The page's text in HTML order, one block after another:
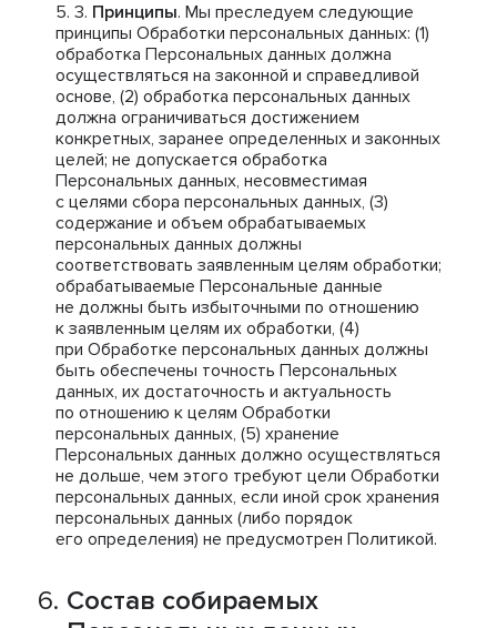
Принципы. Мы преследуем следующие
принципы Обработки персональных данных: (1)
обработка Персональных данных должна
осуществляться на законной и справедливой
основе, (2) обработка персональных данных
должна ограничиваться достижением
конкретных, заранее определенных и законных
целей; не допускается обработка
Персональных данных, несовместимая
с целями сбора персональных данных, (3)
содержание и объем обрабатываемых
персональных данных должны
соответствовать заявленным целям обработки;
обрабатываемые Персональные данные
не должны быть избыточными по отношению
к заявленным целям их обработки, (4)
при Обработке персональных данных должны
быть обеспечены точность Персональных
данных, их достаточность и актуальность
по отношению к целям Обработки
персональных данных, (5) хранение
Персональных данных должно осуществляться
не дольше, чем этого требуют цели Обработки
персональных данных, если иной срок хранения
персональных данных (либо порядок
его определения) не предусмотрен Политикой.
Состав собираемых